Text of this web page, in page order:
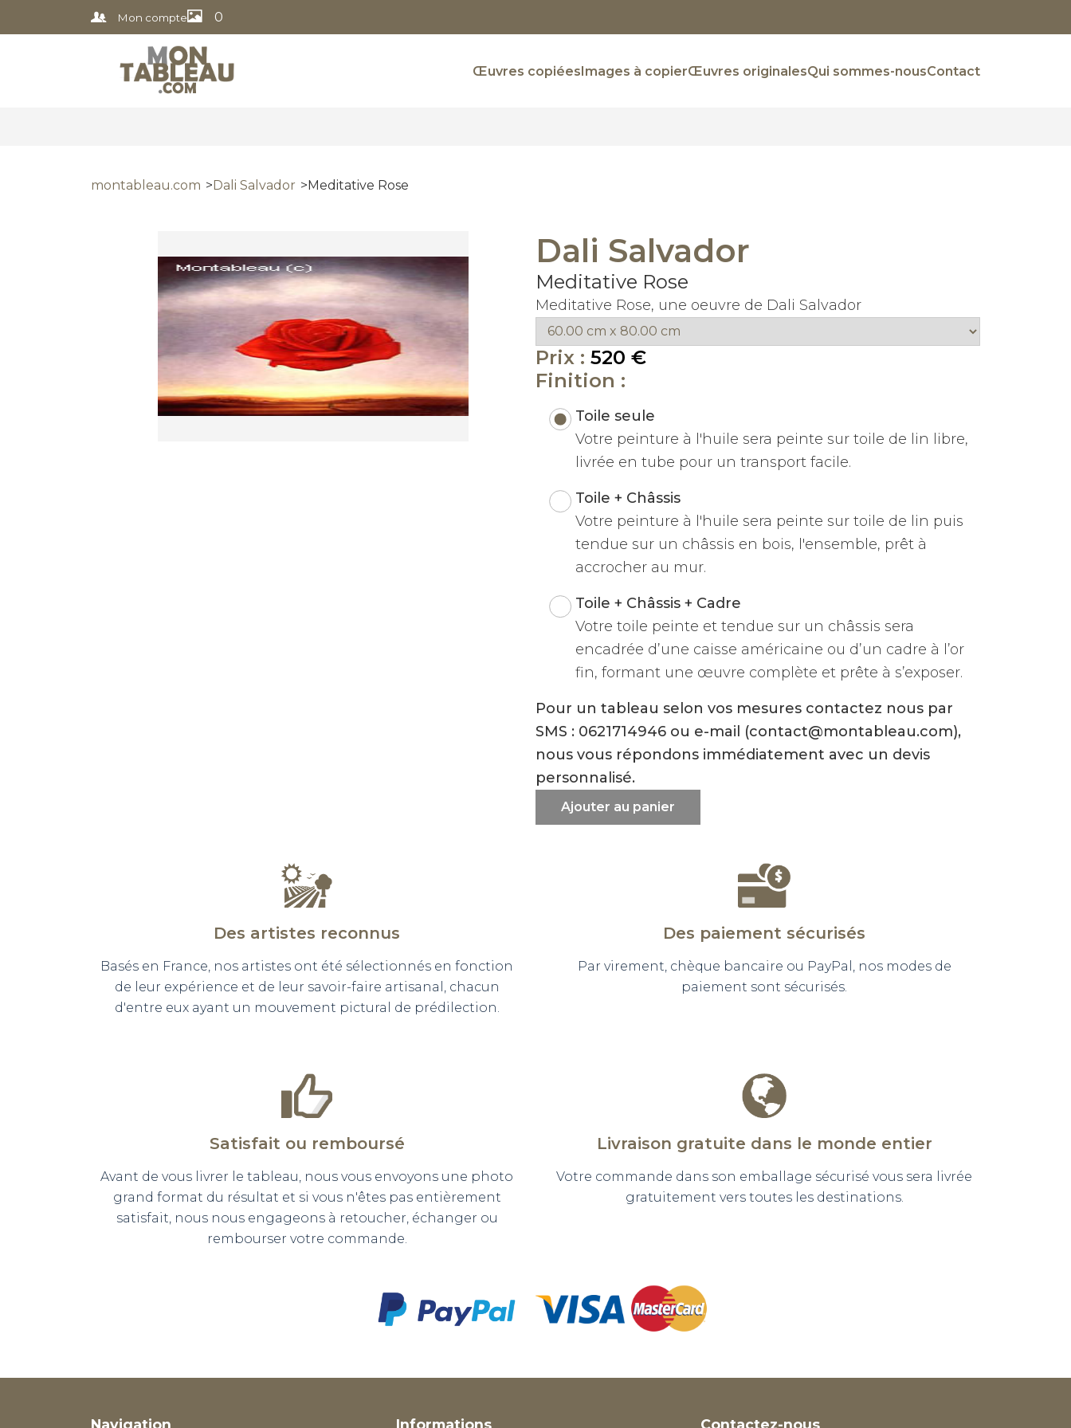
Mon compte 0
Œuvres copiéesImages à copierŒuvres originalesQui sommes-nousContact
montableau.com Dali Salvador Meditative Rose
Dali Salvador
Meditative Rose
Meditative Rose, une oeuvre de Dali Salvador
Prix : 520 €
Finition :
Toile seule
Votre peinture à l'huile sera peinte sur toile de lin libre,
livrée en tube pour un transport facile.
Toile + Châssis
Votre peinture à l'huile sera peinte sur toile de lin puis
tendue sur un châssis en bois, l'ensemble, prêt à
accrocher au mur.
Toile + Châssis + Cadre
Votre toile peinte et tendue sur un châssis sera
encadrée d’une caisse américaine ou d’un cadre à l’or
fin, formant une œuvre complète et prête à s’exposer.
Pour un tableau selon vos mesures contactez nous par
SMS : 0621714946 ou e-mail (contact@montableau.com),
nous vous répondons immédiatement avec un devis
personnalisé.
Ajouter au panier
Des artistes reconnus
Basés en France, nos artistes ont été sélectionnés en fonction
de leur expérience et de leur savoir-faire artisanal, chacun
d'entre eux ayant un mouvement pictural de prédilection.
Des paiement sécurisés
Par virement, chèque bancaire ou PayPal, nos modes de
paiement sont sécurisés.
Satisfait ou remboursé
Avant de vous livrer le tableau, nous vous envoyons une photo
grand format du résultat et si vous n'êtes pas entièrement
satisfait, nous nous engageons à retoucher, échanger ou
rembourser votre commande.
Livraison gratuite dans le monde entier
Votre commande dans son emballage sécurisé vous sera livrée
gratuitement vers toutes les destinations.